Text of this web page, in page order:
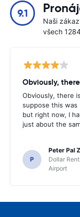
9.1
Naši
všech
Obviously,
Obviously, there
suppose this was
but right now, I
just about the
P
Peter Pal
Dollar
Airport